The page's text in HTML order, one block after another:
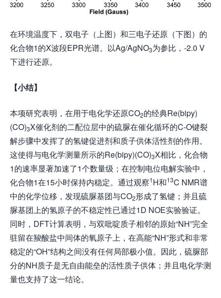
在环境温度下，双电子（上图）和三电子还原（下图）的
化合物1的X波段EPR光谱。以Ag/AgNO3为参比，-2.0 V
下进行还原。
【小结】
本项研究表明，在用于电化学还原CO2的经典Re(bipy)
(CO)3X催化剂的二配位层中的硫脲在催化循环的C-O键裂
解步骤中发挥了的氢键促进剂和质子供体活性剂的作用。
这使得与电化学测量所示的Re(bipy)(CO)3X相比，化合物
1的速率显著加速了1个数量级；在控制电位电解实验中，
化合物1在15小时保持内稳定。通过观察1H和13C NMR谱
中的化学位移，发现硫脲基团与CO2形成了氢键；并且硫
脲基团上的氢原子的不稳定性已通过1D NOE实验验证。
同时，DFT计算表明，与双吡啶质子相邻的原始“NH”完全
驻留在羧酸盐中间体的氧原子上，在高能“NH”形式和非常
稳定的“OH”结构之间没有任何局部极小值。因此，硫脲部
分的NH质子是无自由能垒的活性质子供体；并且电化学测
量也支持了这一结论。